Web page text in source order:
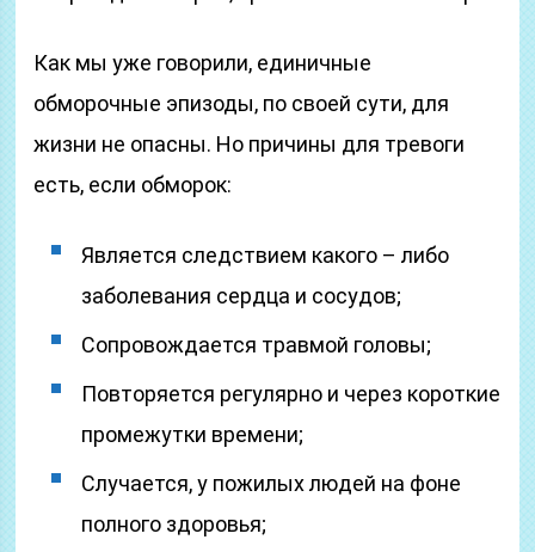
Как мы уже говорили, единичные
обморочные эпизоды, по своей сути, для
жизни не опасны. Но причины для тревоги
есть, если обморок:
Является следствием какого – либо
заболевания сердца и сосудов;
Сопровождается травмой головы;
Повторяется регулярно и через короткие
промежутки времени;
Случается, у пожилых людей на фоне
полного здоровья;